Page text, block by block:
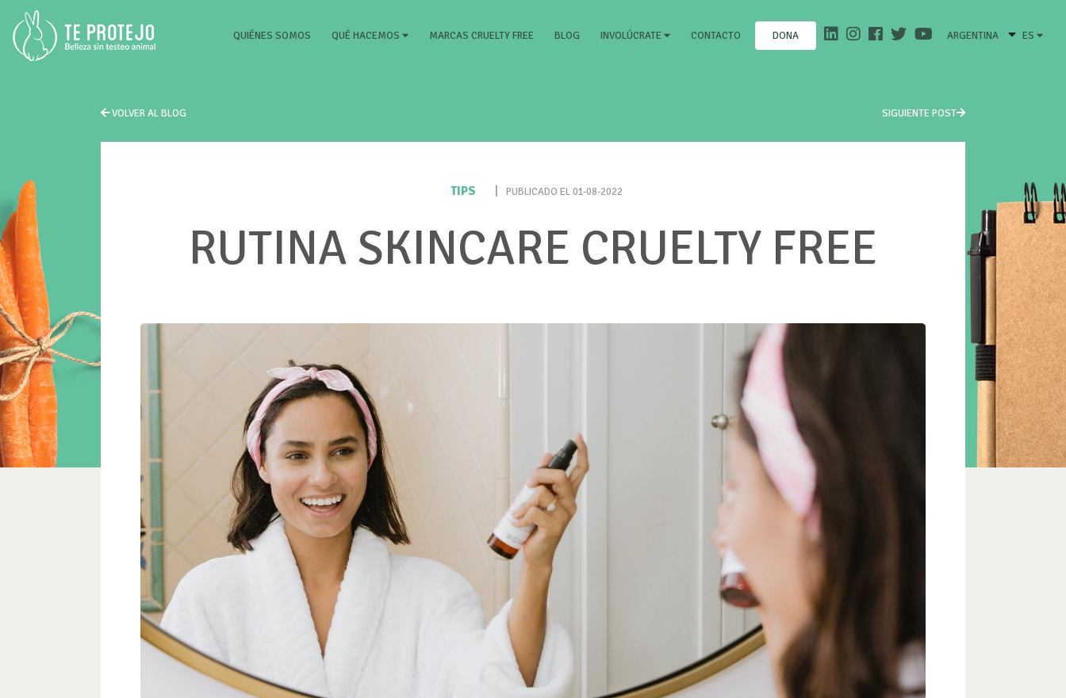
QUIÉNES SOMOS (CURRENT)
QUÉ HACEMOS MARCAS CRUELTY FREE BLOG INVOLÚCRATE CONTACTO DONA ARGENTINA ES
VOLVER AL BLOG SIGUIENTE POST
TIPS PUBLICADO EL 01-08-2022
RUTINA SKINCARE CRUELTY FREE